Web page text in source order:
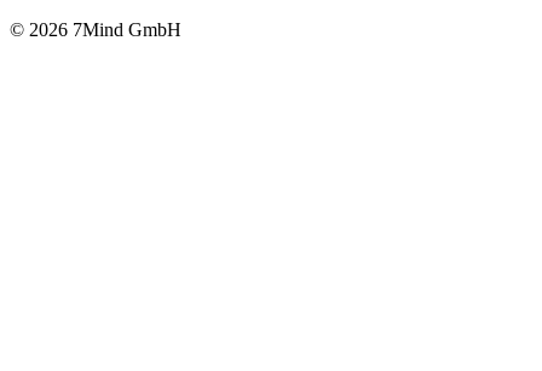
© 2026 7Mind GmbH